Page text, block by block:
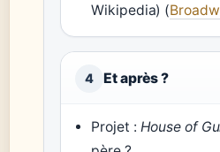
Wikipedia) (
4 Et après ?
Projet : House of